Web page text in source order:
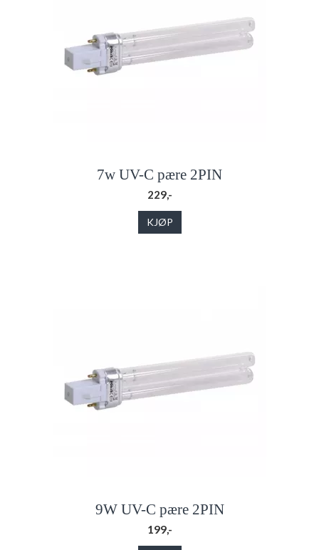
7w UV-C pære 2PIN
229,-
KJØP
9W UV-C pære 2PIN
199,-